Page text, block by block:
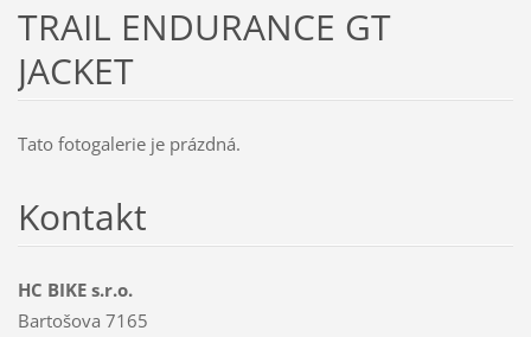
TRAIL ENDURANCE GT
JACKET
Tato fotogalerie je prázdná.
Kontakt
HC BIKE s.r.o.
Bartošova 7165